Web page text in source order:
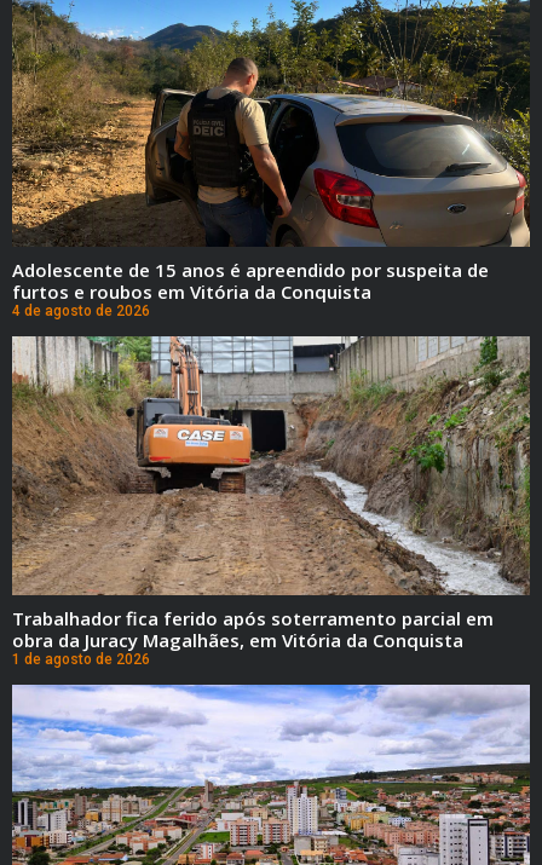
Adolescente de 15 anos é apreendido por suspeita de
furtos e roubos em Vitória da Conquista
4 de agosto de 2026
Trabalhador fica ferido após soterramento parcial em
obra da Juracy Magalhães, em Vitória da Conquista
1 de agosto de 2026